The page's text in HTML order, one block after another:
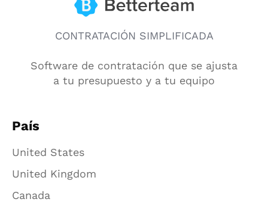
CONTRATACIÓN SIMPLIFICADA
Software de contratación que se ajusta
a tu presupuesto y a tu equipo
País
United States
United Kingdom
Canada